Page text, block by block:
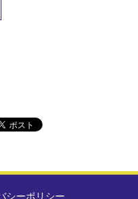
シーポリシー